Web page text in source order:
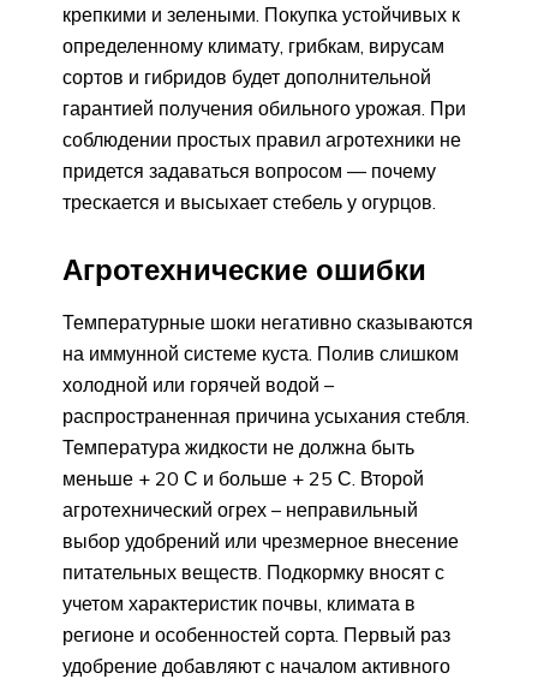
крепкими и зелеными. Покупка устойчивых к
определенному климату, грибкам, вирусам
сортов и гибридов будет дополнительной
гарантией получения обильного урожая. При
соблюдении простых правил агротехники не
придется задаваться вопросом — почему
трескается и высыхает стебель у огурцов.
Агротехнические ошибки
Температурные шоки негативно сказываются
на иммунной системе куста. Полив слишком
холодной или горячей водой –
распространенная причина усыхания стебля.
Температура жидкости не должна быть
меньше + 20 С и больше + 25 С. Второй
агротехнический огрех – неправильный
выбор удобрений или чрезмерное внесение
питательных веществ. Подкормку вносят с
учетом характеристик почвы, климата в
регионе и особенностей сорта. Первый раз
удобрение добавляют с началом активного